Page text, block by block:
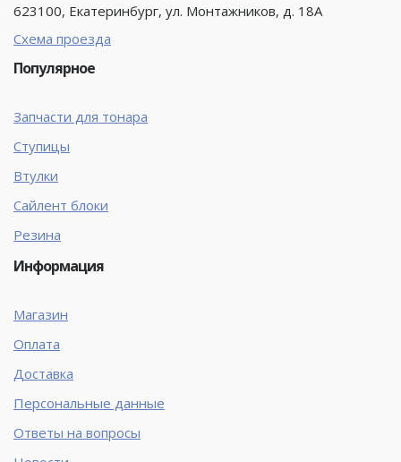
623100, Екатеринбург, ул. Монтажников, д. 18А
Схема проезда
Популярное
Запчасти для тонара
Ступицы
Втулки
Сайлент блоки
Резина
Информация
Магазин
Оплата
Доставка
Персональные данные
Ответы на вопросы